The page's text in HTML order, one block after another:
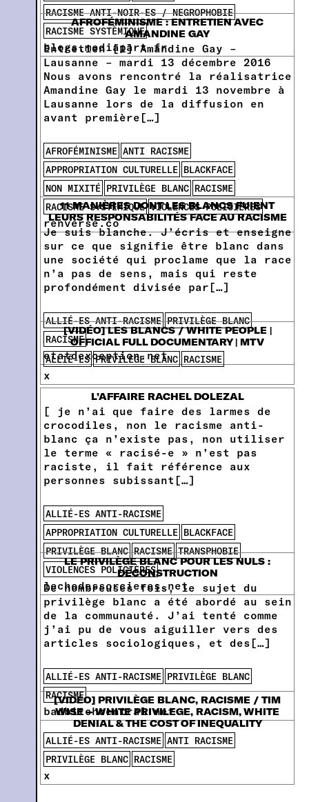
RACISME ANTI-NOIR-ES / NEGROPHOBIE
RACISME SYSTÈMIQUE
blogs.mediapart.fr
AFROFÉMINISME : ENTRETIEN AVEC
AMANDINE GAY
Entretien [1] Amandine Gay –
Lausanne – mardi 13 décembre 2016
Nous avons rencontré la réalisatrice
Amandine Gay le mardi 13 novembre à
Lausanne lors de la diffusion en
avant première[…]
AFROFÉMINISME ANTI RACISME
APPROPRIATION CULTURELLE BLACKFACE
NON MIXITÉ PRIVILÈGE BLANC RACISME
RACISME SYSTÈMIQUE VIOLENCES POLICIÈRES
renverse.co
11 MANIÈRES DONT LES BLANCS FUIENT
LEURS RESPONSABILITÉS FACE AU RACISME
Je suis blanche. J’écris et enseigne
sur ce que signifie être blanc dans
une société qui proclame que la race
n’a pas de sens, mais qui reste
profondément divisée par[…]
ALLIÉ-ES ANTI-RACISME PRIVILÈGE BLANC
RACISME
etatdexception.net
[VIDÉO] LES BLANCS / WHITE PEOPLE |
OFFICIAL FULL DOCUMENTARY | MTV
ALLIÉ-ES PRIVILÈGE BLANC RACISME
x
L’AFFAIRE RACHEL DOLEZAL
[ je n’ai que faire des larmes de
crocodiles, non le racisme anti-
blanc ça n’existe pas, non utiliser
le terme « racisé-e » n’est pas
raciste, il fait référence aux
personnes subissant[…]
ALLIÉ-ES ANTI-RACISME
APPROPRIATION CULTURELLE BLACKFACE
PRIVILÈGE BLANC RACISME TRANSPHOBIE
VIOLENCES POLICIÈRES
lechodessorcieres.net
LE PRIVILÈGE BLANC POUR LES NULS :
DÉCONSTRUCTION
De nombreuses fois, le sujet du
privilège blanc a été abordé au sein
de la communauté. J’ai tenté comme
j’ai pu de vous aiguiller vers des
articles sociologiques, et des[…]
ALLIÉ-ES ANTI-RACISME PRIVILÈGE BLANC
RACISME
badbitchcentral.net
[VIDÉO] PRIVILÈGE BLANC, RACISME / TIM
WISE – WHITE PRIVILEGE, RACISM, WHITE
DENIAL & THE COST OF INEQUALITY
ALLIÉ-ES ANTI-RACISME ANTI RACISME
PRIVILÈGE BLANC RACISME
x